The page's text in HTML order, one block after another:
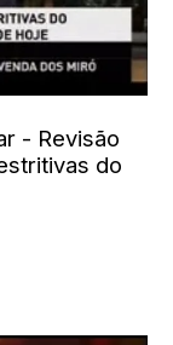
- Revisão
do